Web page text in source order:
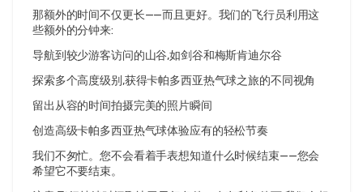
那额外的时间不仅更长——而且更好。我们的飞行员利用这
些额外的分钟来:
导航到较少游客访问的山谷,如剑谷和梅斯肯迪尔谷
探索多个高度级别,获得卡帕多西亚热气球之旅的不同视角
留出从容的时间拍摄完美的照片瞬间
创造高级卡帕多西亚热气球体验应有的轻松节奏
我们不匆忙。您不会看着手表想知道什么时候结束——您会
希望它不要结束。